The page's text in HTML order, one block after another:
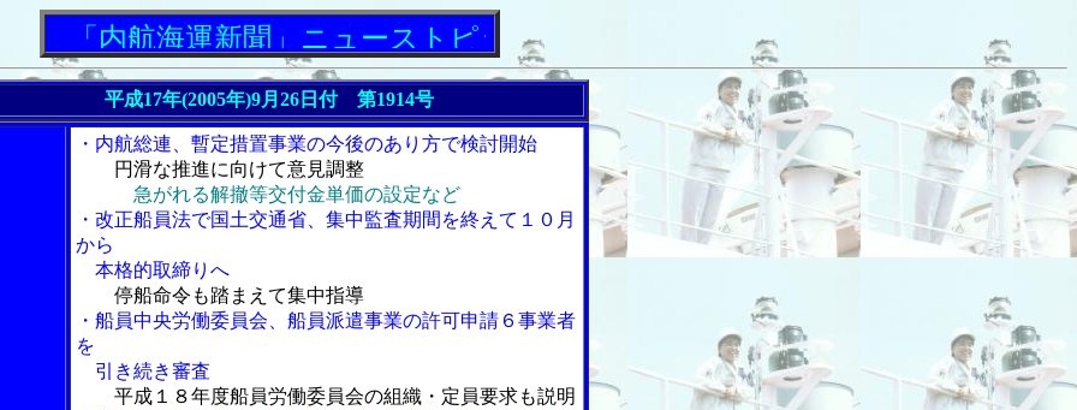
「内航海運新聞」ニューストピックス
平成17年(2005年)9月26日付 第1914号
・内航総連、暫定措置事業の今後のあり方で検討開始
円滑な推進に向けて意見調整
急がれる解撤等交付金単価の設定など
・改正船員法で国土交通省、集中監査期間を終えて１０月
から
本格的取締りへ
停船命令も踏まえて集中指導
・船員中央労働委員会、船員派遣事業の許可申請６事業者
を
引き続き審査
平成１８年度船員労働委員会の組織・定員要求も説明